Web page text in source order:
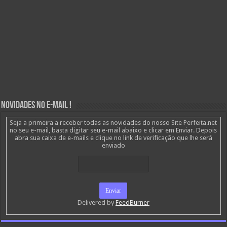
Novidades no E-mail !
Seja a primeira a receber todas as novidades do nosso Site Perfeita.net
no seu e-mail, basta digitar seu e-mail abaixo e clicar em Enviar. Depois
abra sua caixa de e-mails e clique no link de verificação que lhe será
enviado
Delivered by FeedBurner